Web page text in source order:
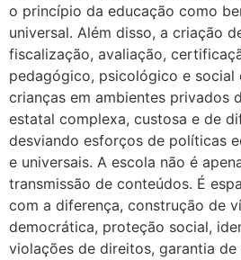
o princípio da educação como
universal. Além disso, a criação
fiscalização, avaliação,
pedagógico, psicológico e social
crianças em ambientes privados
estatal complexa, custosa e de
desviando esforços de políticas
e universais. A escola não é
transmissão de conteúdos. É
com a diferença, construção de
democrática, proteção social,
violações de direitos, garantia de